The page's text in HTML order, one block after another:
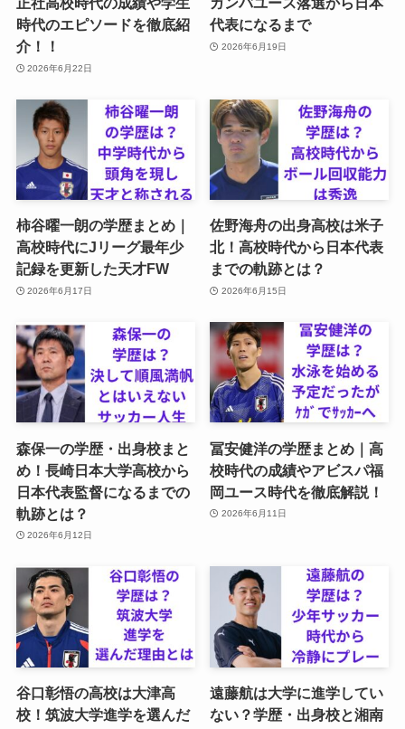
時代のエピソードを徹底紹
介！！
2026年6月22日
代表になるまで
2026年6月19日
柿谷曜一朗の学歴まとめ｜
高校時代にJリーグ最年少
記録を更新した天才FW
2026年6月17日
佐野海舟の出身高校は米子
北！高校時代から日本代表
までの軌跡とは？
2026年6月15日
森保一の学歴・出身校まと
め！長崎日本大学高校から
日本代表監督になるまでの
軌跡とは？
2026年6月12日
冨安健洋の学歴まとめ｜高
校時代の成績やアビスパ福
岡ユース時代を徹底解説！
2026年6月11日
谷口彰悟の高校は大津高
校！筑波大学進学を選んだ
遠藤航は大学に進学してい
ない？学歴・出身校と湘南